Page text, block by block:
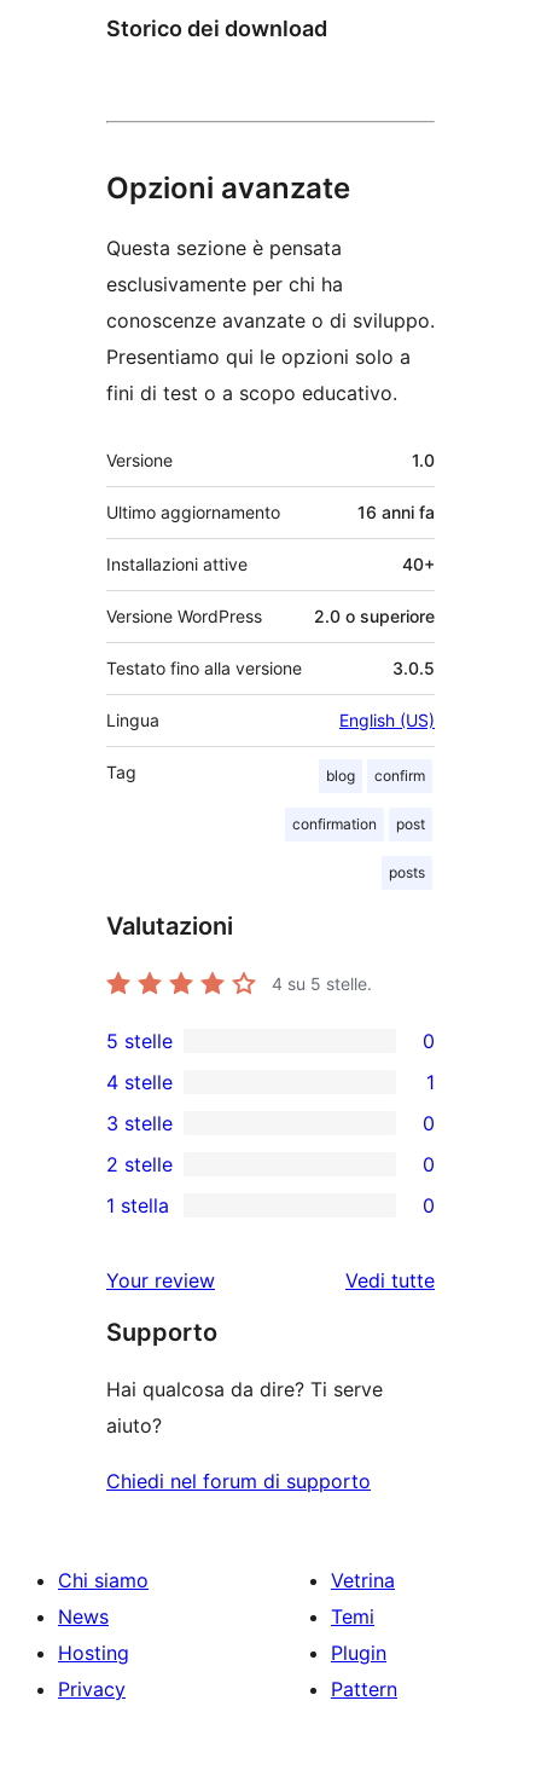
Storico dei download
Opzioni avanzate
Questa sezione è pensata
esclusivamente per chi ha
conoscenze avanzate o di sviluppo.
Presentiamo qui le opzioni solo a
fini di test o a scopo educativo.
Meta
Versione 1.0
Ultimo aggiornamento 16 anni fa
Installazioni attive 40+
Versione WordPress 2.0 o superiore
Testato fino alla versione 3.0.5
Lingua English (US)
Tag blog confirm
confirmation post
posts
Valutazioni
4 su 5 stelle.
0
recensioni
a
5-
stelle
5 stelle 0
4-
recensioni
a
4 stelle 1
0
recensioni
a
stelle
3 stelle 0
recensioni
2-
stelle
2 stelle 0
a
1-
1 stella 0
Your review Vedi tuttele
Supporto
Hai qualcosa da dire? Ti serve
aiuto?
Chiedi nel forum di supporto
Chi siamo
News
Hosting
Privacy
Vetrina
Temi
Plugin
Pattern